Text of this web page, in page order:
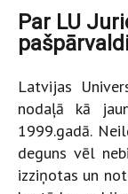
Par LU
Latvijas
nodaļā kā
1999.gadā.
deguns vēl
izziņotas un